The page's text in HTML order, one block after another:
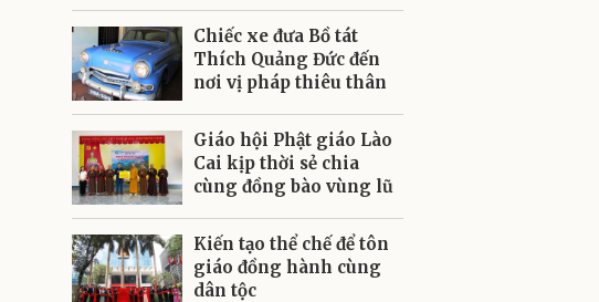
Chiếc xe đưa Bồ tát
Thích Quảng Đức đến
nơi vị pháp thiêu thân
Giáo hội Phật giáo Lào
Cai kịp thời sẻ chia
cùng đồng bào vùng lũ
Kiến tạo thể chế để tôn
giáo đồng hành cùng
dân tộc